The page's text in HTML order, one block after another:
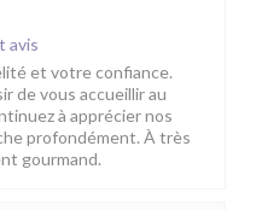
avis
et votre confiance.
de vous accueillir au
à apprécier nos
profondément. À très
gourmand.